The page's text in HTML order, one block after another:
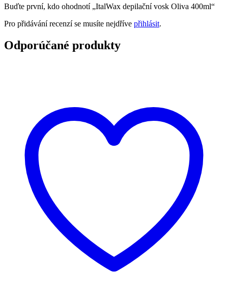
Buďte první, kdo ohodnotí „ItalWax depilační vosk Oliva 400ml“
Pro přidávání recenzí se musíte nejdříve přihlásit.
Odporúčané produkty